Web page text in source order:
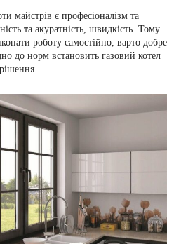
майстрів є професіоналізм та
та акуратність, швидкість. Тому
роботу самостійно, варто добре
до норм встановить газовий котел